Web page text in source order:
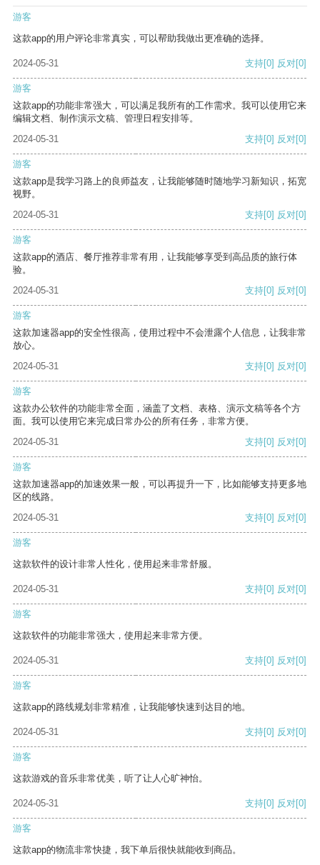
游客
这款app的用户评论非常真实，可以帮助我做出更准确的选择。
2024-05-31 支持[0] 反对[0]
游客
这款app的功能非常强大，可以满足我所有的工作需求。我可以使用它来
编辑文档、制作演示文稿、管理日程安排等。
2024-05-31
支持[0] 反对[0]
游客
这款app是我学习路上的良师益友，让我能够随时随地学习新知识，拓宽
视野。
2024-05-31
支持[0] 反对[0]
游客
这款app的酒店、餐厅推荐非常有用，让我能够享受到高品质的旅行体
验。
2024-05-31
支持[0] 反对[0]
游客
这款加速器app的安全性很高，使用过程中不会泄露个人信息，让我非常
放心。
2024-05-31
支持[0] 反对[0]
游客
这款办公软件的功能非常全面，涵盖了文档、表格、演示文稿等各个方
面。我可以使用它来完成日常办公的所有任务，非常方便。
2024-05-31
支持[0] 反对[0]
游客
这款加速器app的加速效果一般，可以再提升一下，比如能够支持更多地
区的线路。
2024-05-31
支持[0] 反对[0]
游客
这款软件的设计非常人性化，使用起来非常舒服。
2024-05-31 支持[0] 反对[0]
游客
这款软件的功能非常强大，使用起来非常方便。
2024-05-31 支持[0] 反对[0]
游客
这款app的路线规划非常精准，让我能够快速到达目的地。
2024-05-31 支持[0] 反对[0]
游客
这款游戏的音乐非常优美，听了让人心旷神怡。
2024-05-31 支持[0] 反对[0]
游客
这款app的物流非常快捷，我下单后很快就能收到商品。